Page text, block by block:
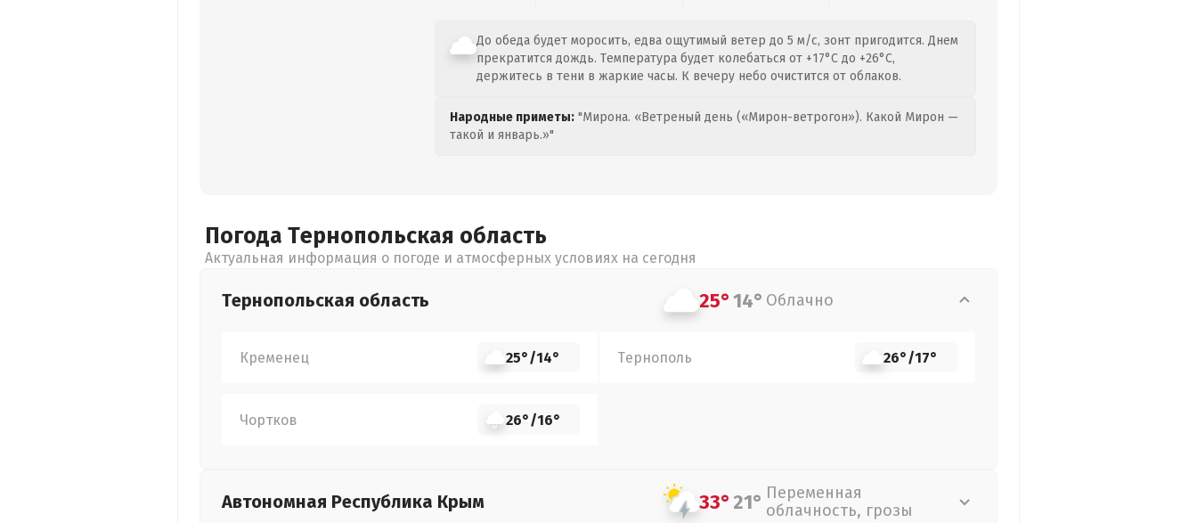
До обеда будет моросить, едва ощутимый ветер до 5 м/с, зонт пригодится. Днем
прекратится дождь. Температура будет колебаться от +17°C до +26°C,
держитесь в тени в жаркие часы. К вечеру небо очистится от облаков.
Народные приметы: "Мирона. «Ветреный день («Мирон-ветрогон»). Какой Мирон —
такой и январь.»"
Погода Тернопольская область
Актуальная информация о погоде и атмосферных условиях на сегодня
Тернопольская область 25°14° Облачно
Кременец 25°/14° Тернополь 26°/17°
Чортков 26°/16°
Автономная Республика Крым 33°21° Переменная
облачность, грозы